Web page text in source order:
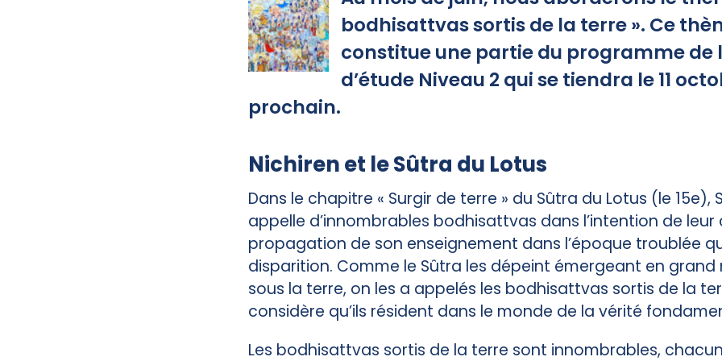
bodhisattvas sortis de la terre ». Ce
constitue une partie du programme de
d’étude Niveau 2 qui se tiendra le 11
prochain.
Nichiren et le Sûtra du Lotus
Dans le chapitre « Surgir de terre » du Sûtra du Lotus (le 15e),
appelle d’innombrables bodhisattvas dans l’intention de leur
propagation de son enseignement dans l’époque troublée
disparition. Comme le Sûtra les dépeint émergeant en
sous la terre, on les a appelés les bodhisattvas sortis de la
considère qu’ils résident dans le monde de la vérité
Les bodhisattvas sortis de la terre sont innombrables,